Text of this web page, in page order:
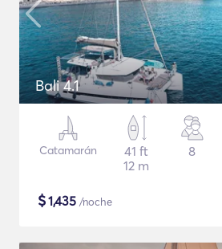
Bali 4.1
Catamarán
41 ft
12 m
8
$1,435 /noche